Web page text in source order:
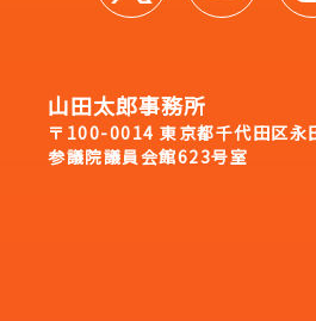
山田太郎事務所
〒100-0014 東京都千代田区
参議院議員会館623号室